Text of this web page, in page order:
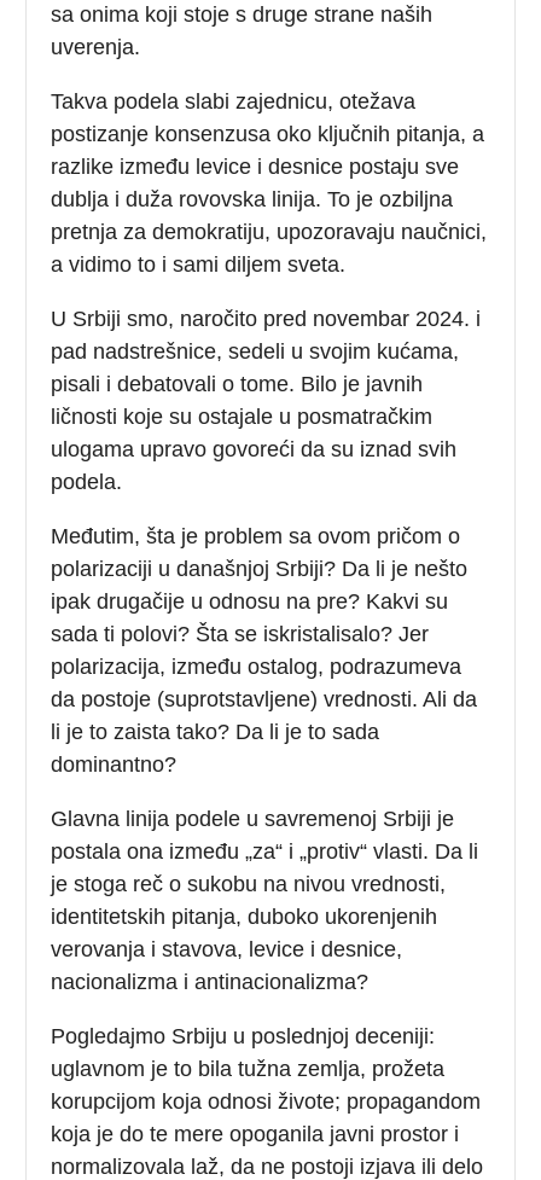
sa onima koji stoje s druge strane naših
uverenja.
Takva podela slabi zajednicu, otežava
postizanje konsenzusa oko ključnih pitanja, a
razlike između levice i desnice postaju sve
dublja i duža rovovska linija. To je ozbiljna
pretnja za demokratiju, upozoravaju naučnici,
a vidimo to i sami diljem sveta.
U Srbiji smo, naročito pred novembar 2024. i
pad nadstrešnice, sedeli u svojim kućama,
pisali i debatovali o tome. Bilo je javnih
ličnosti koje su ostajale u posmatračkim
ulogama upravo govoreći da su iznad svih
podela.
Međutim, šta je problem sa ovom pričom o
polarizaciji u današnjoj Srbiji? Da li je nešto
ipak drugačije u odnosu na pre? Kakvi su
sada ti polovi? Šta se iskristalisalo? Jer
polarizacija, između ostalog, podrazumeva
da postoje (suprotstavljene) vrednosti. Ali da
li je to zaista tako? Da li je to sada
dominantno?
Glavna linija podele u savremenoj Srbiji je
postala ona između „za“ i „protiv“ vlasti. Da li
je stoga reč o sukobu na nivou vrednosti,
identitetskih pitanja, duboko ukorenjenih
verovanja i stavova, levice i desnice,
nacionalizma i antinacionalizma?
Pogledajmo Srbiju u poslednjoj deceniji:
uglavnom je to bila tužna zemlja, prožeta
korupcijom koja odnosi živote; propagandom
koja je do te mere opoganila javni prostor i
normalizovala laž, da ne postoji izjava ili delo